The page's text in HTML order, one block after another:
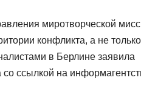
миротворческой
конфликта, а не
в Берлине заявила
ссылкой на